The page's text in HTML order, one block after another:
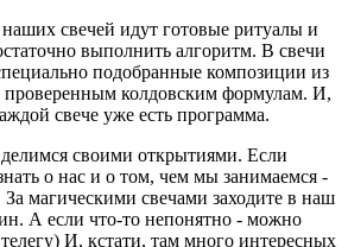
свечей идут готовые ритуалы и
выполнить алгоритм. В свечи
подобранные композиции из
проверенным колдовским формулам. И,
свече уже есть программа.
своими открытиями. Если
о нас и о том, чем мы занимаемся -
За магическими свечами заходите в наш
А если что-то непонятно - можно
И, кстати, там много интересных